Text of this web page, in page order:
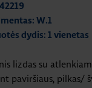
W.1
dydis: 1 vienetas
lizdas su
paviršiaus, pilkas/